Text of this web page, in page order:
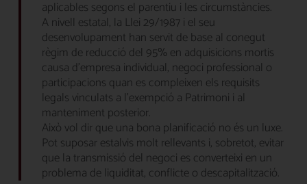
aplicables segons el parentiu i les circumstàncies.
A nivell estatal, la Llei 29/1987 i el seu
desenvolupament han servit de base al conegut
règim de reducció del 95% en adquisicions mortis
causa d’empresa individual, negoci professional o
participacions quan es compleixen els requisits
legals vinculats a l’exempció a Patrimoni i al
manteniment posterior.
Això vol dir que una bona planificació no és un luxe.
Pot suposar estalvis molt rellevants i, sobretot, evitar
que la transmissió del negoci es converteixi en un
problema de liquiditat, conflicte o descapitalització.